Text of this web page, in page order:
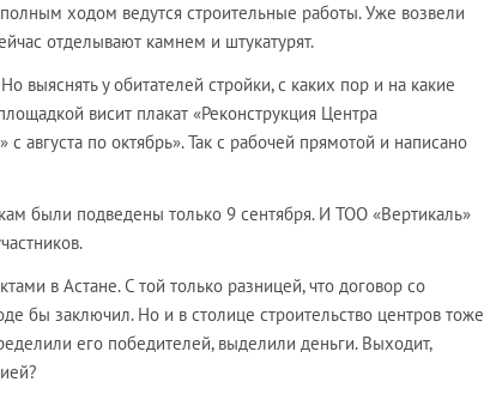
ходом ведутся строительные работы. Уже возвели
отделывают камнем и штукатурят.
выяснять у обитателей стройки, с каких пор и на какие
висит плакат «Реконструкция Центра
августа по октябрь». Так с рабочей прямотой и написано
были подведены только 9 сентября. И ТОО «Вертикаль»
в Астане. С той только разницей, что договор со
бы заключил. Но и в столице строительство центров тоже
его победителей, выделили деньги. Выходит,